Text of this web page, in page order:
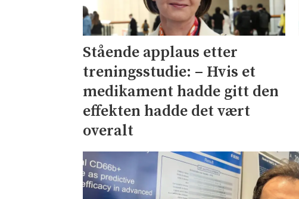
Stående applaus etter
treningsstudie: – Hvis et
medikament hadde gitt den
effekten hadde det vært
overalt